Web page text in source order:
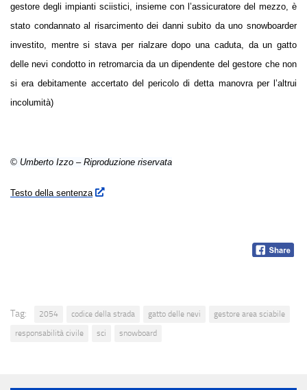
gestore degli impianti sciistici, insieme con l’assicuratore del mezzo, è
stato condannato al risarcimento dei danni subito da uno snowboarder
investito, mentre si stava per rialzare dopo una caduta, da un gatto
delle nevi condotto in retromarcia da un dipendente del gestore che non
si era debitamente accertato del pericolo di detta manovra per l’altrui
incolumità)
© Umberto Izzo – Riproduzione riservata
Testo della sentenza
Tag: 2054 codice della strada gatto delle nevi
gestore area sciabile
responsabilità civile
sci snowboard